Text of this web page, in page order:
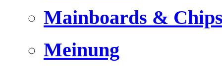
Mainboards &
Meinung